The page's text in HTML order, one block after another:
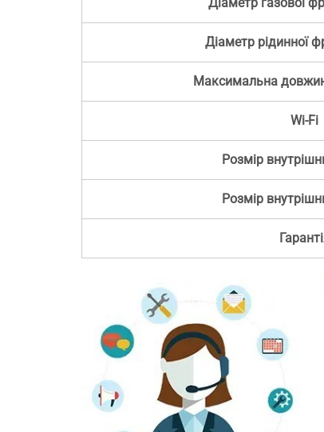
Діаметр газової
Діаметр рідинної
Максимальна
Wi‑Fi
Розмір
Розмір